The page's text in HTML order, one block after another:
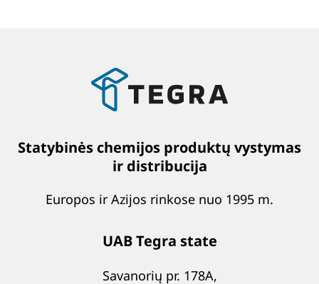
Statybinės chemijos produktų vystymas
ir distribucija
Europos ir Azijos rinkose nuo 1995 m.
UAB Tegra state
Savanorių pr. 178A,